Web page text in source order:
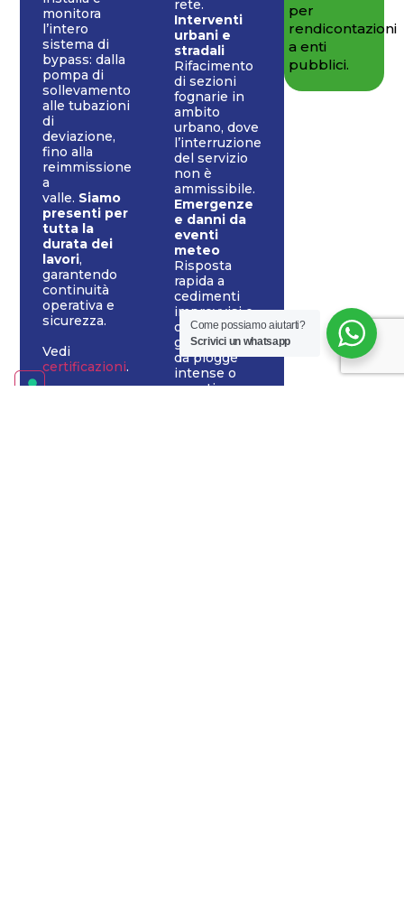
per
rendicontazioni
a enti
pubblici.
monitora
l’intero
sistema di
bypass: dalla
pompa di
sollevamento
alle tubazioni
di
deviazione,
fino alla
reimmissione
a
valle. Siamo
presenti per
tutta la
durata dei
lavori,
garantendo
continuità
operativa e
sicurezza.
Vedi
certificazioni.
rete.
Interventi
urbani e
stradali
Rifacimento
di sezioni
fognarie in
ambito
urbano, dove
l’interruzione
del servizio
non è
ammissibile.
Emergenze
e danni da
eventi
meteo
Risposta
rapida a
cedimenti
improvvisi o
ostruzioni
gravi causate
da piogge
intense o
eventi
Come possiamo aiutarti?
Scrivici un whatsapp